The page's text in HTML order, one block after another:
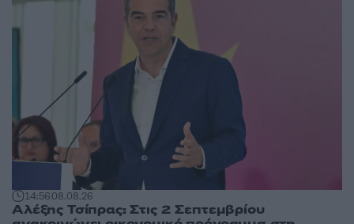
14:5608.08.26
Αλέξης Τσίπρας: Στις 2 Σεπτεμβρίου